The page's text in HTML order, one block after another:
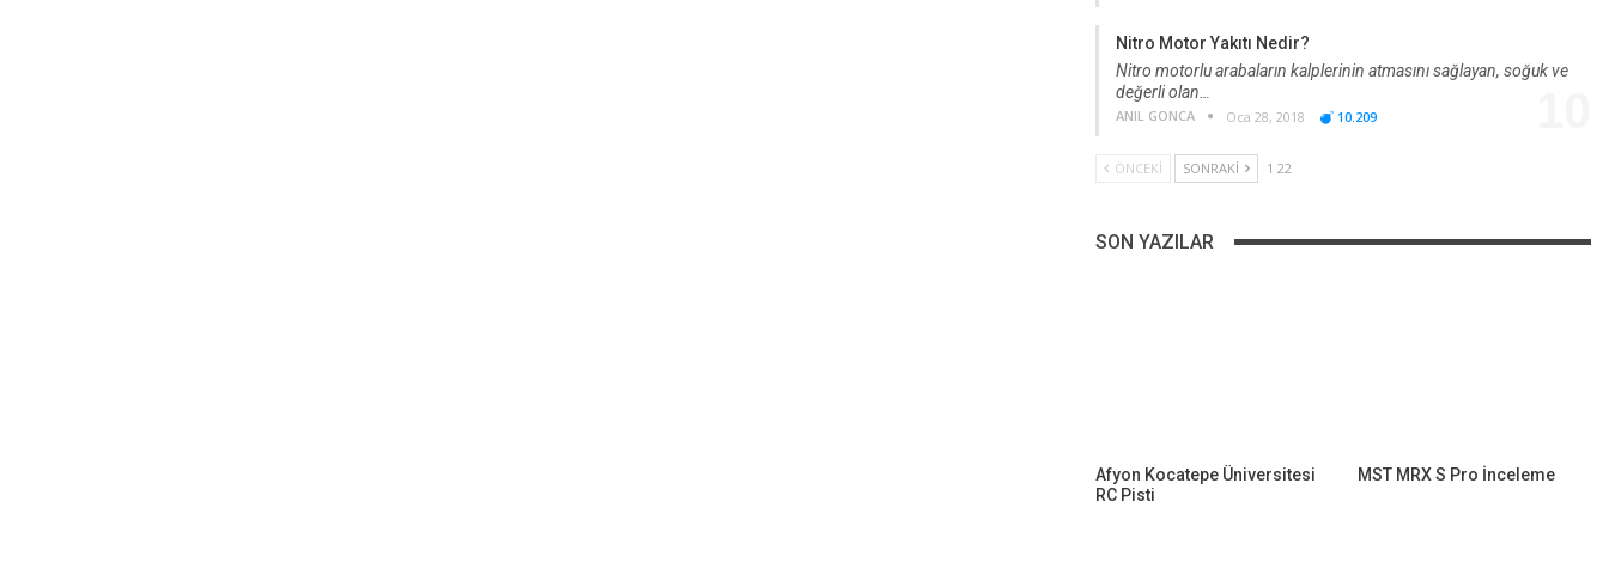
Nitro Motor Yakıtı Nedir?
Nitro motorlu arabaların kalplerinin atmasını sağlayan, soğuk ve
değerli olan…
ANIL GONCA Oca 28, 2018 10.209
ÖNCEKI SONRAKI 1 22
SON YAZILAR
Afyon Kocatepe Üniversitesi
RC Pisti
MST MRX S Pro İnceleme